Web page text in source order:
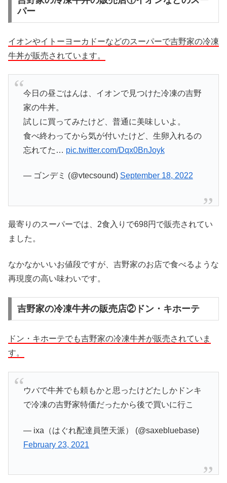
パー
イオンやイトーヨーカドーなどのスーパーで吉野家の冷凍
牛丼が販売されています。
今日の昼ごはんは、イオンで見つけた冷凍の吉野
家の牛丼。
試しに買ってみたけど、普通に美味しいよ。
食べ終わってから気が付いたけど、生卵入れるの
忘れてた… pic.twitter.com/Dqx0BnJoyk
— ゴンデミ (@vtecsound) September 18, 2022
最寄りのスーパーでは、2食入りで698円で販売されてい
ました。
なかなかいいお値段ですが、吉野家のお店で食べるような
再現度の高い味わいです。
吉野家の冷凍牛丼の販売店②ドン・キホーテ
ドン・キホーテでも吉野家の冷凍牛丼が販売されていま
す。
ウバで牛丼でも頼もかと思ったけどたしかドンキ
で冷凍の吉野家特価だったから後で買いに行こ
— ixa（はぐれ配達員堕天派） (@saxebluebase)
February 23, 2021